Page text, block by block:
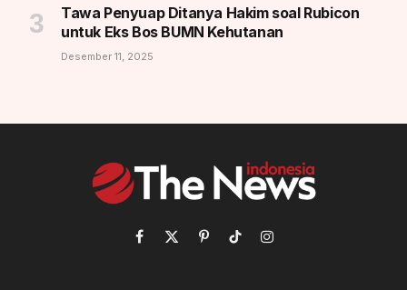
Tawa Penyuap Ditanya Hakim soal Rubicon
untuk Eks Bos BUMN Kehutanan
Desember 11, 2025
Facebook
X
PinterestTikTokInstagram